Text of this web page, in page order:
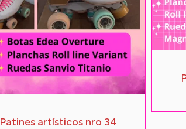
Patines artísticos nro 34